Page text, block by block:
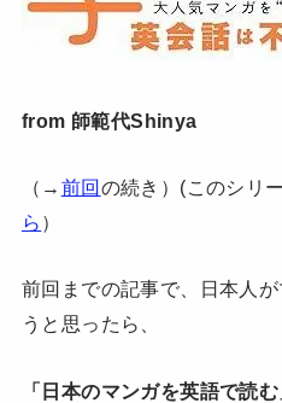
from 師範代Shinya
（→ 前回の続き）(このシリ
ら ）
前回までの記事で、日本人
うと思ったら、
「日本のマンガを英語で読む